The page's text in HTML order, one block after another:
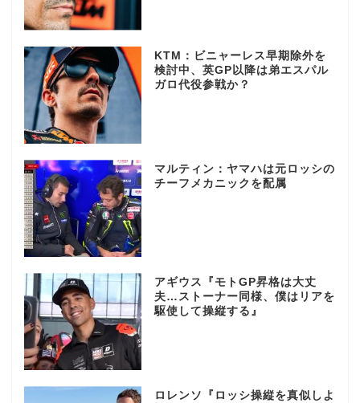
KTM：ビニャーレス早期除外を
検討中、英GP以降は弟エスパル
ガロ代役参戦か？
マルティン：ヤマハは元ロッシの
チーフメカニックを配属
アギウス『モトGP昇格は大丈
夫…ストーナー同様、僕はリアを
駆使して操縦する』
ロレンソ『ロッシ操縦を真似しよ